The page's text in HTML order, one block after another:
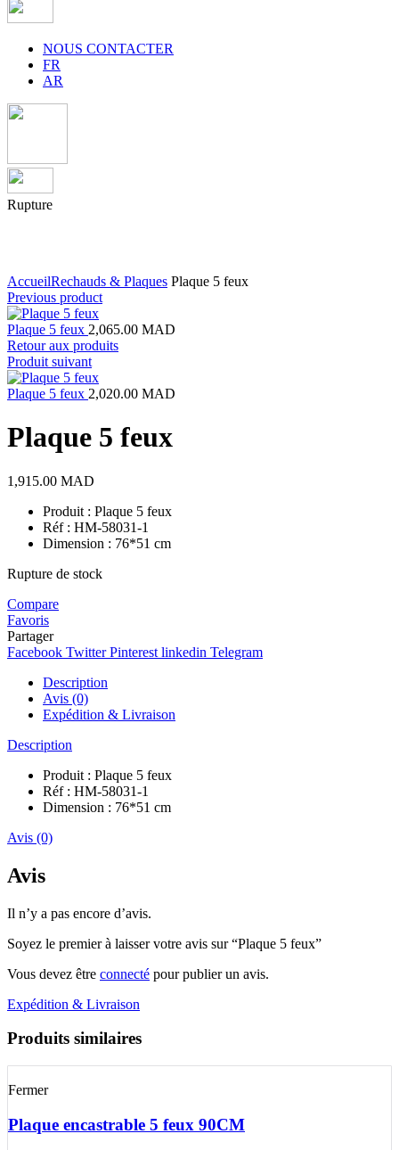
NOUS CONTACTER
FR
AR
Rupture
AccueilRechauds & Plaques Plaque 5 feux
Previous product
Plaque 5 feux 2,065.00 MAD
Retour aux produits
Produit suivant
Plaque 5 feux 2,020.00 MAD
Plaque 5 feux
1,915.00 MAD
Produit : Plaque 5 feux
Réf : HM-58031-1
Dimension : 76*51 cm
Rupture de stock
Compare
Favoris
Partager
Facebook Twitter Pinterest linkedin Telegram
Description
Avis (0)
Expédition & Livraison
Description
Produit : Plaque 5 feux
Réf : HM-58031-1
Dimension : 76*51 cm
Avis (0)
Avis
Il n’y a pas encore d’avis.
Soyez le premier à laisser votre avis sur “Plaque 5 feux”
Vous devez être connecté pour publier un avis.
Expédition & Livraison
Produits similaires
Fermer
Plaque encastrable 5 feux 90CM